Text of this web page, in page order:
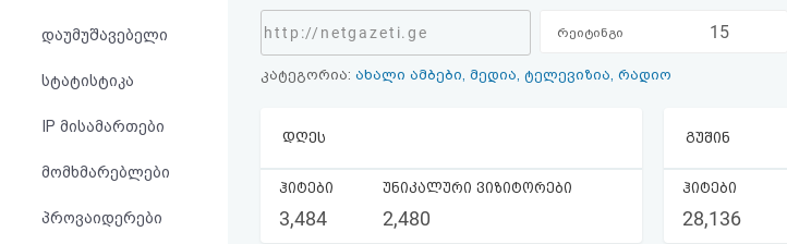
კითხვა-
პასუხი
ავტორიზაცია
რეგისტრაცია
დაუმუშავებელი
სტატისტიკა
IP მისამართები
მომხმარებლები
პროვაიდერები
http://netgazeti.ge რეიტინგი
კატეგორიაში:
15
კატეგორია: ახალი ამბები, მედია, ტელევიზია, რადიო
დღეს
ჰიტები
3,484
უნიკალური ვიზიტორები
2,480
გუშინ
ჰიტები
28,136